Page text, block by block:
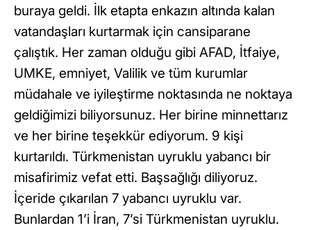
buraya geldi. İlk etapta enkazın altında kalan
vatandaşları kurtarmak için cansiparane
çalıştık. Her zaman olduğu gibi AFAD, İtfaiye,
UMKE, emniyet, Valilik ve tüm kurumlar
müdahale ve iyileştirme noktasında ne noktaya
geldiğimizi biliyorsunuz. Her birine minnettarız
ve her birine teşekkür ediyorum. 9 kişi
kurtarıldı. Türkmenistan uyruklu yabancı bir
misafirimiz vefat etti. Başsağlığı diliyoruz.
İçeride çıkarılan 7 yabancı uyruklu var.
Bunlardan 1’i İran, 7’si Türkmenistan uyruklu.